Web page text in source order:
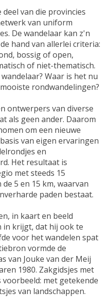
van die provincies
van uniform
De wandelaar kan z'n
hand van allerlei criteria:
bossig of open,
of niet-thematisch.
Waar is het nu
rondwandelingen?
ontwerpers van diverse
als geen ander. Daarom
om een nieuwe
van eigen ervaringen
en
Het resultaat is
met steeds 15
5 en 15 km, waarvan
paden bestaat.
in kaart en beeld
in krijgt, dat hij ook te
voor het wandelen spat
vormde de
van Jouke van der Meij
1980. Zakgidsjes met
met getekende
van landschappen.